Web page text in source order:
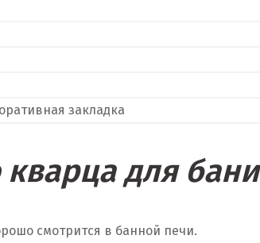
закладка
для бани
смотрится в банной печи.